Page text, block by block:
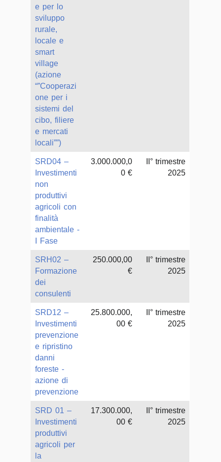
e per lo
sviluppo
rurale,
locale e
smart
village
(azione
“”Cooperazi
one per i
sistemi del
cibo, filiere
e mercati
locali””)
SRD04 –
Investimenti
non
produttivi
agricoli con
finalità
ambientale -
I Fase
3.000.000,0
0 €
II° trimestre
2025
SRH02 –
Formazione
dei
consulenti
250.000,00
€
II° trimestre
2025
SRD12 –
Investimenti
prevenzione
e ripristino
danni
foreste -
azione di
prevenzione
25.800.000,
00 €
II° trimestre
2025
SRD 01 –
Investimenti
produttivi
agricoli per
la
17.300.000,
00 €
II° trimestre
2025